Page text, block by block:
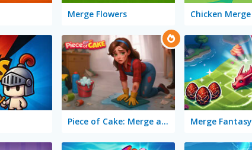
Merge Flowers Chicken Merge
Piece of Cake: Merge and Bake Merge Fantasy